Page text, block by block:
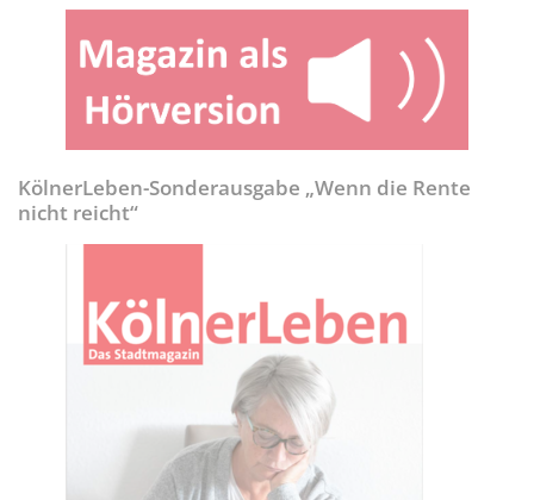
KölnerLeben-Sonderausgabe „Wenn die Rente
nicht reicht“